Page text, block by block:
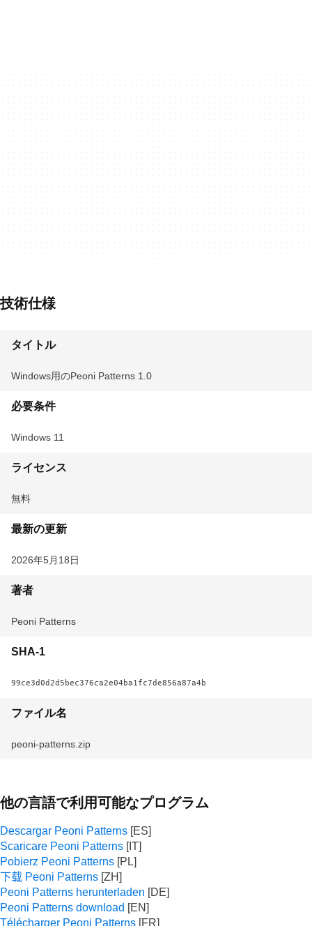
技術仕様
タイトル
Windows用のPeoni Patterns 1.0
必要条件
Windows 11
ライセンス
無料
最新の更新
2026年5月18日
著者
Peoni Patterns
SHA-1
99ce3d0d2d5bec376ca2e04ba1fc7de856a87a4b
ファイル名
peoni-patterns.zip
他の言語で利用可能なプログラム
Descargar Peoni Patterns
Scaricare Peoni Patterns
Pobierz Peoni Patterns
下载 Peoni Patterns
Peoni Patterns herunterladen
Peoni Patterns download
Télécharger Peoni Patterns